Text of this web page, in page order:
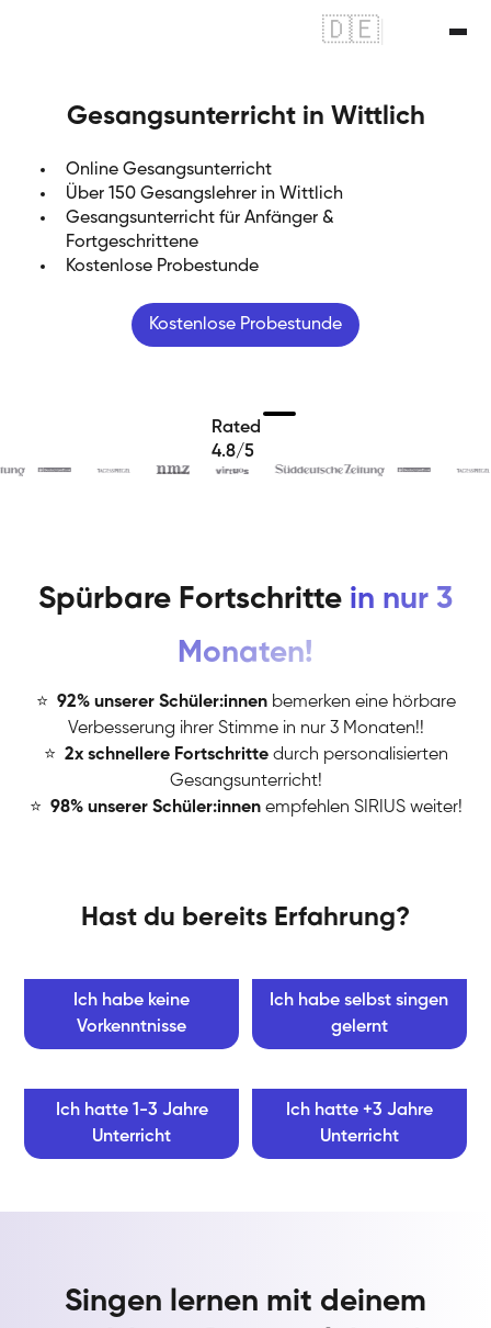
🇩🇪
Gesangsunterricht in Wittlich
Online Gesangsunterricht
Über 150 Gesangslehrer in Wittlich
Gesangsunterricht für Anfänger &
Fortgeschrittene
Kostenlose Probestunde
Kostenlose Probestunde
Rated
4.8/5
Spürbare Fortschritte in nur 3
Monaten!
⭐ 92% unserer Schüler:innen bemerken eine hörbare
Verbesserung ihrer Stimme in nur 3 Monaten!!
⭐ 2x schnellere Fortschritte durch personalisierten
Gesangsunterricht!
⭐ 98% unserer Schüler:innen empfehlen SIRIUS weiter!
Hast du bereits Erfahrung?
Ich habe keine
Vorkenntnisse
Ich habe selbst singen
gelernt
Ich hatte 1-3 Jahre
Unterricht
Ich hatte +3 Jahre
Unterricht
Singen lernen mit deinem